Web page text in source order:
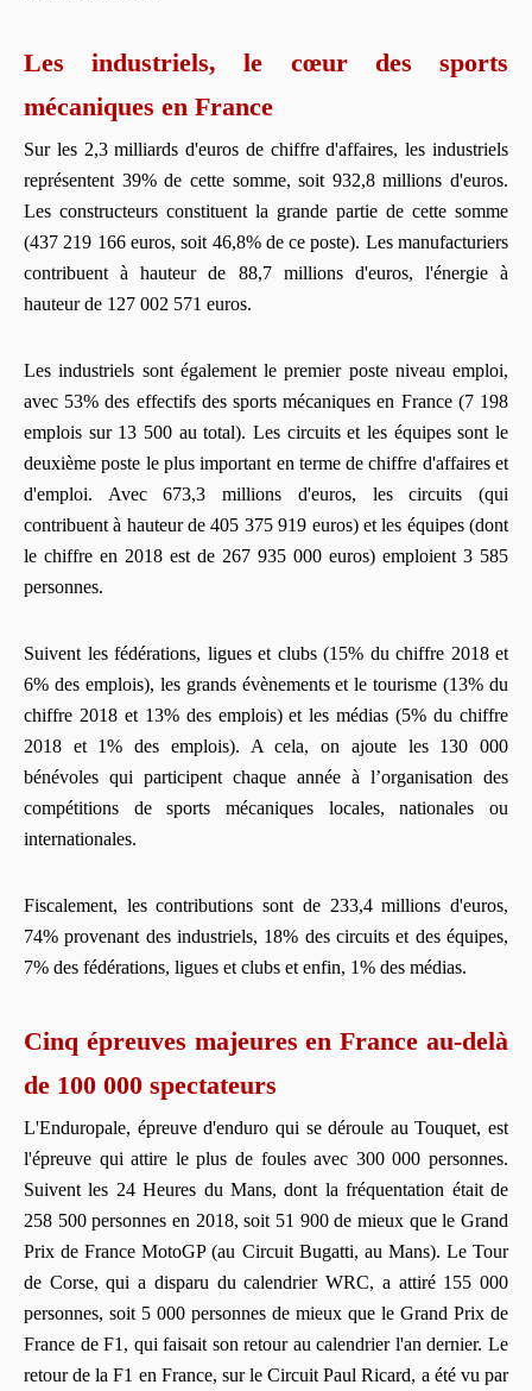
Les industriels, le cœur des sports
mécaniques en France
Sur les 2,3 milliards d'euros de chiffre d'affaires, les industriels
représentent 39% de cette somme, soit 932,8 millions d'euros.
Les constructeurs constituent la grande partie de cette somme
(437 219 166 euros, soit 46,8% de ce poste). Les manufacturiers
contribuent à hauteur de 88,7 millions d'euros, l'énergie à
hauteur de 127 002 571 euros.
Les industriels sont également le premier poste niveau emploi,
avec 53% des effectifs des sports mécaniques en France (7 198
emplois sur 13 500 au total). Les circuits et les équipes sont le
deuxième poste le plus important en terme de chiffre d'affaires et
d'emploi. Avec 673,3 millions d'euros, les circuits (qui
contribuent à hauteur de 405 375 919 euros) et les équipes (dont
le chiffre en 2018 est de 267 935 000 euros) emploient 3 585
personnes.
Suivent les fédérations, ligues et clubs (15% du chiffre 2018 et
6% des emplois), les grands évènements et le tourisme (13% du
chiffre 2018 et 13% des emplois) et les médias (5% du chiffre
2018 et 1% des emplois). A cela, on ajoute les 130 000
bénévoles qui participent chaque année à l’organisation des
compétitions de sports mécaniques locales, nationales ou
internationales.
Fiscalement, les contributions sont de 233,4 millions d'euros,
74% provenant des industriels, 18% des circuits et des équipes,
7% des fédérations, ligues et clubs et enfin, 1% des médias.
Cinq épreuves majeures en France au-delà
de 100 000 spectateurs
L'Enduropale, épreuve d'enduro qui se déroule au Touquet, est
l'épreuve qui attire le plus de foules avec 300 000 personnes.
Suivent les 24 Heures du Mans, dont la fréquentation était de
258 500 personnes en 2018, soit 51 900 de mieux que le Grand
Prix de France MotoGP (au Circuit Bugatti, au Mans). Le Tour
de Corse, qui a disparu du calendrier WRC, a attiré 155 000
personnes, soit 5 000 personnes de mieux que le Grand Prix de
France de F1, qui faisait son retour au calendrier l'an dernier. Le
retour de la F1 en France, sur le Circuit Paul Ricard, a été vu par